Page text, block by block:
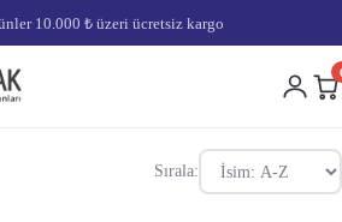
10.000 ₺ üzeri ücretsiz kargo
Sırala: